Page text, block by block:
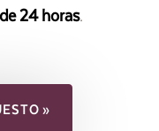
24 horas.
»